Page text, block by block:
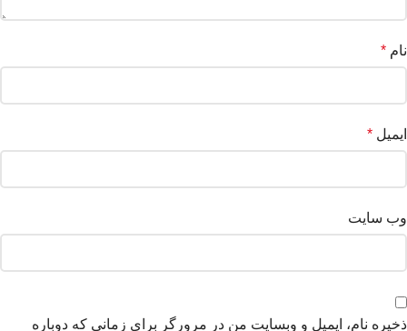
نام *
ایمیل *
وب‌ سایت
ذخیره نام، ایمیل و وبسایت من در مرورگر برای زمانی که دوباره